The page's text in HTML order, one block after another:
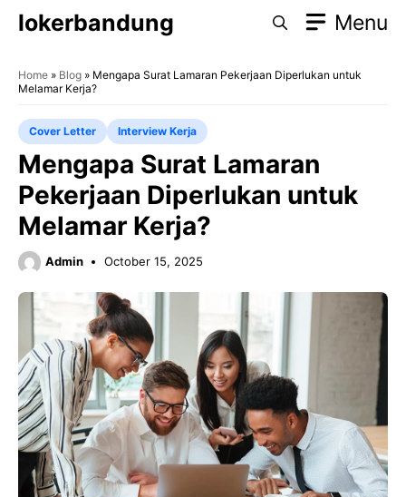
Skiplokerbandung Menu
Home » Blog » Mengapa Surat Lamaran Pekerjaan Diperlukan untuk
Melamar Kerja?
Cover Letter Interview Kerja
Mengapa Surat Lamaran
Pekerjaan Diperlukan untuk
Melamar Kerja?
Admin October 15, 2025